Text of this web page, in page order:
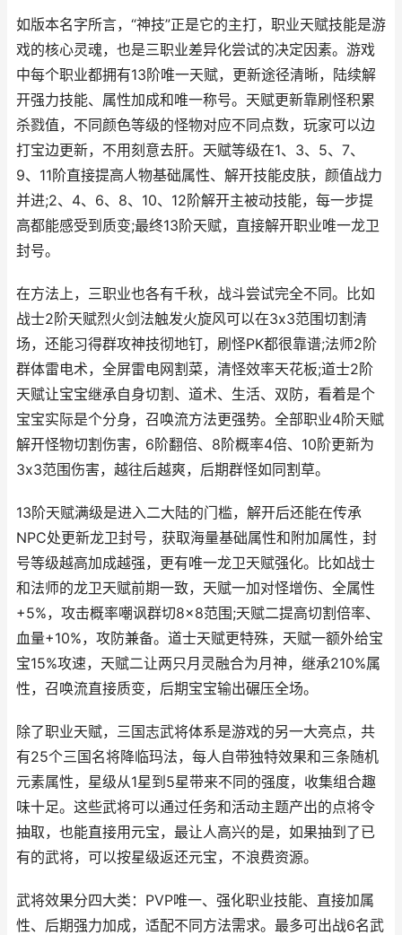
如版本名字所言，“神技”正是它的主打，职业天赋技能是游
戏的核心灵魂，也是三职业差异化尝试的决定因素。游戏
中每个职业都拥有13阶唯一天赋，更新途径清晰，陆续解
开强力技能、属性加成和唯一称号。天赋更新靠刷怪积累
杀戮值，不同颜色等级的怪物对应不同点数，玩家可以边
打宝边更新，不用刻意去肝。天赋等级在1、3、5、7、
9、11阶直接提高人物基础属性、解开技能皮肤，颜值战力
并进;2、4、6、8、10、12阶解开主被动技能，每一步提
高都能感受到质变;最终13阶天赋，直接解开职业唯一龙卫
封号。
在方法上，三职业也各有千秋，战斗尝试完全不同。比如
战士2阶天赋烈火剑法触发火旋风可以在3x3范围切割清
场，还能习得群攻神技彻地钉，刷怪PK都很靠谱;法师2阶
群体雷电术，全屏雷电网割菜，清怪效率天花板;道士2阶
天赋让宝宝继承自身切割、道术、生活、双防，看着是个
宝宝实际是个分身，召唤流方法更强势。全部职业4阶天赋
解开怪物切割伤害，6阶翻倍、8阶概率4倍、10阶更新为
3x3范围伤害，越往后越爽，后期群怪如同割草。
13阶天赋满级是进入二大陆的门槛，解开后还能在传承
NPC处更新龙卫封号，获取海量基础属性和附加属性，封
号等级越高加成越强，更有唯一龙卫天赋强化。比如战士
和法师的龙卫天赋前期一致，天赋一加对怪增伤、全属性
+5%，攻击概率嘲讽群切8×8范围;天赋二提高切割倍率、
血量+10%，攻防兼备。道士天赋更特殊，天赋一额外给宝
宝15%攻速，天赋二让两只月灵融合为月神，继承210%属
性，召唤流直接质变，后期宝宝输出碾压全场。
除了职业天赋，三国志武将体系是游戏的另一大亮点，共
有25个三国名将降临玛法，每人自带独特效果和三条随机
元素属性，星级从1星到5星带来不同的强度，收集组合趣
味十足。这些武将可以通过任务和活动主题产出的点将令
抽取，也能直接用元宝，最让人高兴的是，如果抽到了已
有的武将，可以按星级返还元宝，不浪费资源。
武将效果分四大类：PVP唯一、强化职业技能、直接加属
性、后期强力加成，适配不同方法需求。最多可出战6名武